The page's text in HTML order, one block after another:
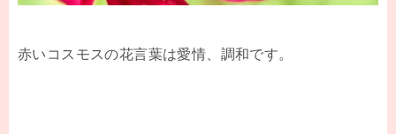
赤いコスモスの花言葉は愛情、調和です。